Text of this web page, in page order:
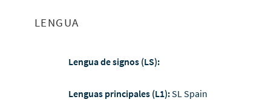
LENGUA
Lengua de signos (LS):
Lenguas principales (L1):SL Spain